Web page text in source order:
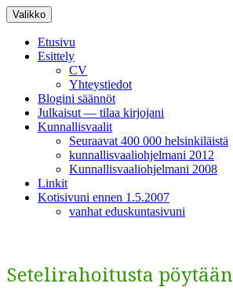
Siirry
sisältöön
Valikko
Etusivu
Esittely
CV
Yhteystiedot
Blogini säännöt
Julkaisut — tilaa kirjojani
Kunnallisvaalit
Seuraavat 400 000 helsinkiläistä
kunnallisvaaliohjelmani 2012
Kunnallisvaaliohjelmani 2008
Linkit
Kotisivuni ennen 1.5.2007
vanhat eduskuntasivuni
Setelirahoitusta pöytään